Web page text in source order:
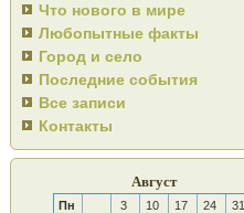
Что нового в мире
Любопытные факты
Город и село
Последние события
Все записи
Контакты
Август
Пн 3 10 17 24
31